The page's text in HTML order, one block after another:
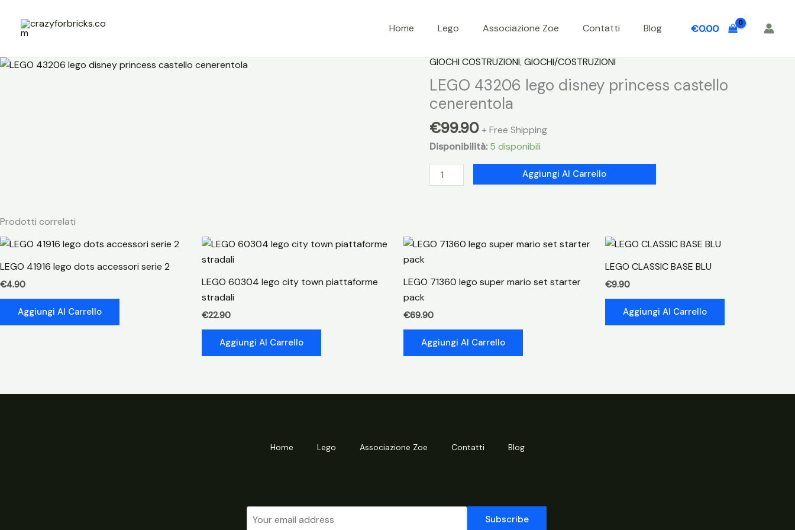
contenuto
Home Lego Associazione Zoe Contatti Blog €0.00
GIOCHI COSTRUZIONI, GIOCHI/COSTRUZIONI
LEGO 43206 lego disney princess castello
cenerentola
€99.90 + Free Shipping
Disponibilità: 5 disponibili
LEGO
43206
castello
quantità
Aggiungi Al Carrello
Prodotti correlati
LEGO 41916 lego dots accessori serie 2
€4.90
Aggiungi Al Carrello
LEGO 60304 lego city town piattaforme
stradali
€22.90
Aggiungi Al Carrello
LEGO 71360 lego super mario set starter
pack
€69.90
Aggiungi Al Carrello
LEGO CLASSIC BASE BLU
€9.90
Aggiungi Al Carrello
Home Lego Associazione Zoe Contatti Blog
Subscribe